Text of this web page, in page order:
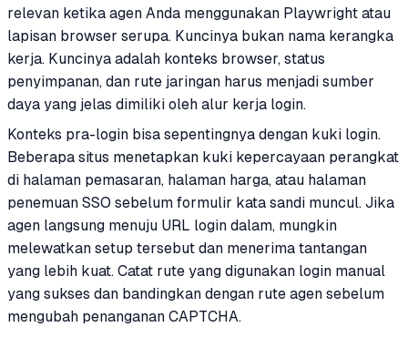
relevan ketika agen Anda menggunakan Playwright atau
lapisan browser serupa. Kuncinya bukan nama kerangka
kerja. Kuncinya adalah konteks browser, status
penyimpanan, dan rute jaringan harus menjadi sumber
daya yang jelas dimiliki oleh alur kerja login.
Konteks pra-login bisa sepentingnya dengan kuki login.
Beberapa situs menetapkan kuki kepercayaan perangkat
di halaman pemasaran, halaman harga, atau halaman
penemuan SSO sebelum formulir kata sandi muncul. Jika
agen langsung menuju URL login dalam, mungkin
melewatkan setup tersebut dan menerima tantangan
yang lebih kuat. Catat rute yang digunakan login manual
yang sukses dan bandingkan dengan rute agen sebelum
mengubah penanganan CAPTCHA.